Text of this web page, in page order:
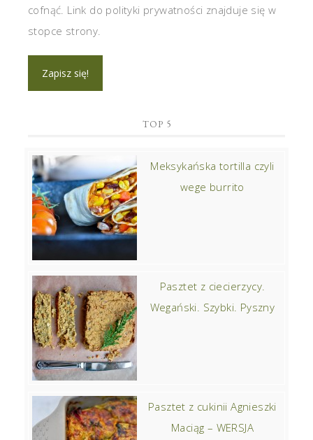
cofnąć. Link do polityki prywatności znajduje się w
stopce strony.
TOP 5
Meksykańska tortilla czyli
wege burrito
Pasztet z ciecierzycy.
Wegański. Szybki. Pyszny
Pasztet z cukinii Agnieszki
Maciąg – WERSJA